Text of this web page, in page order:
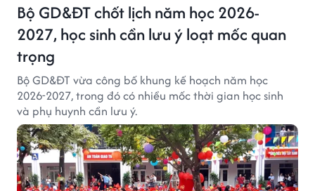
Bộ GD&ĐT chốt lịch năm học 2026-
2027, học sinh cần lưu ý loạt mốc quan
trọng
Bộ GD&ĐT vừa công bố khung kế hoạch năm học
2026-2027, trong đó có nhiều mốc thời gian học sinh
và phụ huynh cần lưu ý.